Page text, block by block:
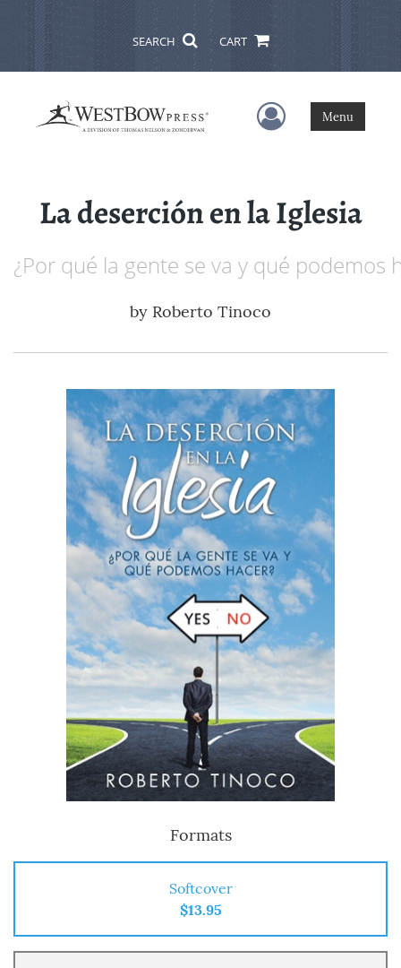
SEARCH CART
User Menu
Menu
La deserción en la Iglesia
¿Por qué la gente se va y qué podemos
by Roberto Tinoco
Formats
Softcover
$13.95